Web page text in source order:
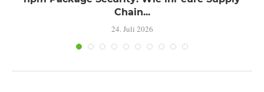
Chain...
24. Juli 2026